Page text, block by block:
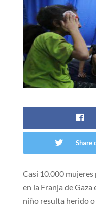
Share
Casi 10.000
en la Franja de Gaza
niño resulta herido